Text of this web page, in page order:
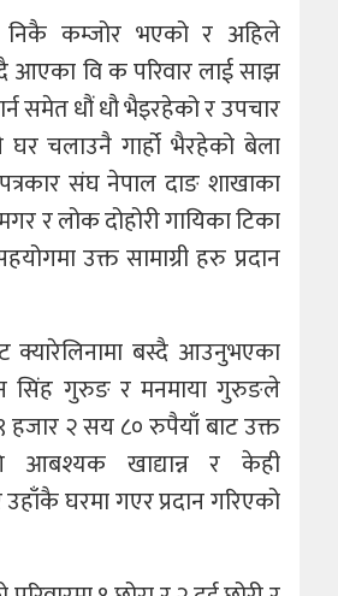
निकै कम्जोर भएको र अहिले
आएका वि क परिवार लाई साझ
समेत धौं धौ भैइरहेको र उपचार
चलाउनै गार्हो भैरहेको बेला
संघ नेपाल दाङ शाखाका
र लोक दोहोरी गायिका टिका
उक्त सामाग्री हरु प्रदान
क्यारेलिनामा बस्दै आउनुभएका
सिंह गुरुङ र मनमाया गुरुङले
२ सय ८० रुपैयाँ बाट उक्त
आबश्यक खाद्यान्न र केही
घरमा गएर प्रदान गरिएको